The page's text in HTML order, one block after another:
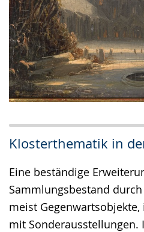
Klosterthematik in
Eine beständige
Sammlungsbestand
meist
mit Sonderausstellungen.